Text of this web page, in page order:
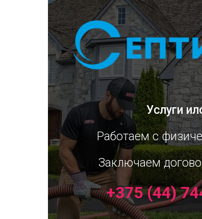
Услуги
Работаем с
Заключаем
+375 (44)